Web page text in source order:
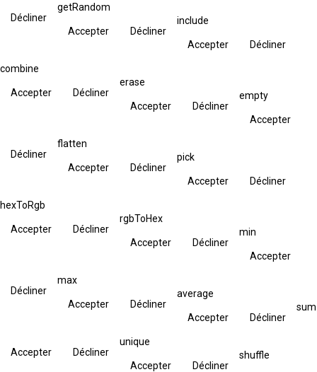
Décliner
getRandom
Accepter Décliner
include
Accepter Décliner
combine
Accepter Décliner
erase
Accepter Décliner
empty
Accepter
Décliner
flatten
Accepter Décliner
pick
Accepter Décliner
hexToRgb
Accepter Décliner
rgbToHex
Accepter Décliner
min
Accepter
Décliner
max
Accepter Décliner
average
Accepter Décliner
sum
Accepter Décliner
unique
Accepter Décliner
shuffle